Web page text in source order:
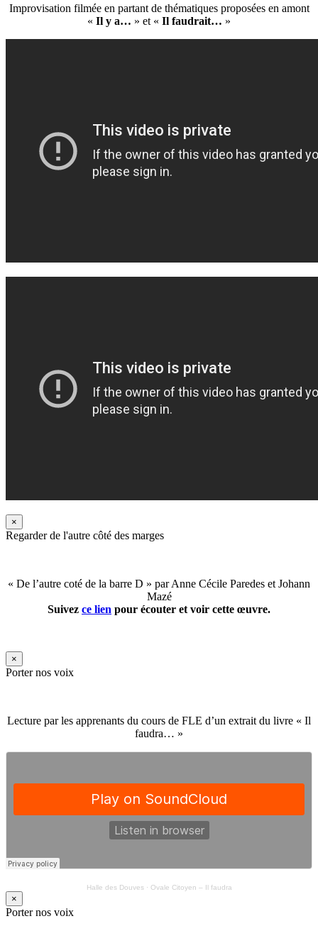
Improvisation filmée en partant de thématiques proposées en amont
« Il y a… » et « Il faudrait… »
×
Regarder de l'autre côté des marges
« De l’autre coté de la barre D » par Anne Cécile Paredes et Johann
Mazé
Suivez ce lien pour écouter et voir cette œuvre.
×
Porter nos voix
Lecture par les apprenants du cours de FLE d’un extrait du livre « Il
faudra… »
Halle des Douves· Ovale Citoyen – Il faudra
×
Porter nos voix